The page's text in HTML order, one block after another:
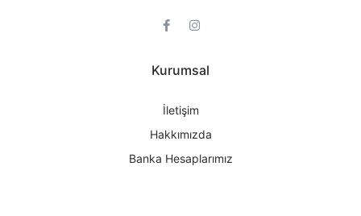
Kurumsal
İletişim
Hakkımızda
Banka Hesaplarımız